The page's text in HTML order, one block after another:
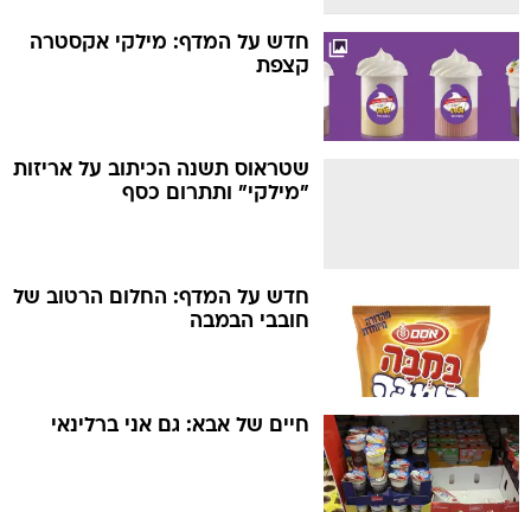
חדש על המדף: מילקי אקסטרה
קצפת
שטראוס תשנה הכיתוב על אריזות
"מילקי" ותתרום כסף
חדש על המדף: החלום הרטוב של
חובבי הבמבה
חיים של אבא: גם אני ברלינאי